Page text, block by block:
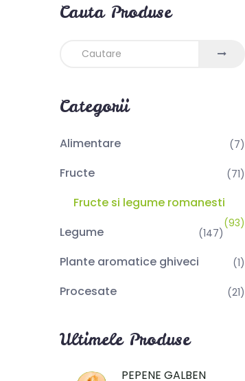
Cauta Produse
Categorii
Alimentare (7)
Fructe (71)
Fructe si legume romanesti
(93)
Legume (147)
Plante aromatice ghiveci (1)
Procesate (21)
Ultimele Produse
PEPENE GALBEN